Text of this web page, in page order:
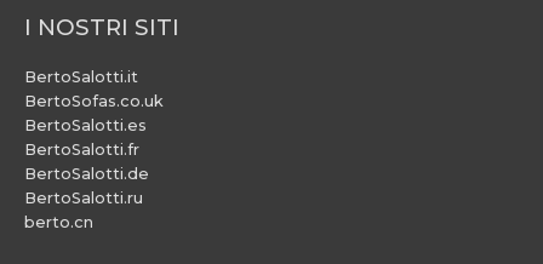
I NOSTRI SITI
BertoSalotti.it
BertoSofas.co.uk
BertoSalotti.es
BertoSalotti.fr
BertoSalotti.de
BertoSalotti.ru
berto.cn